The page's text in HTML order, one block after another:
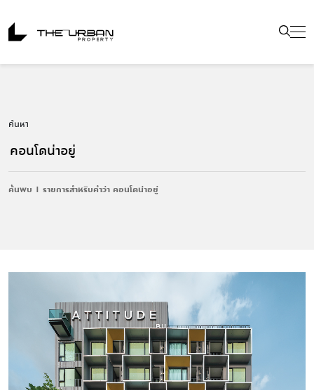
ค้นหา
ค้นพบ 1 รายการสำหรับคำว่า คอนโดน่าอยู่